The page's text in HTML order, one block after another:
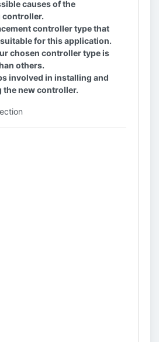
causes of the
controller type that
for this application.
chosen controller type is
others.
involved in installing and
new controller.